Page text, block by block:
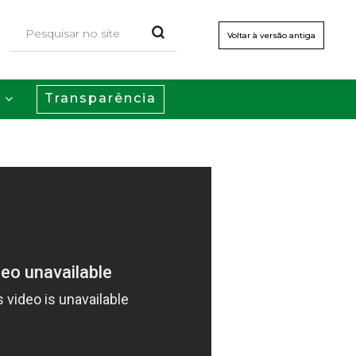
Voltar à versão antiga
Transparência